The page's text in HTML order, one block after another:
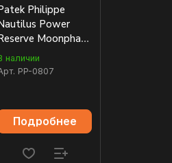
Philippe
Power
Moonphase
5712/1R-
наличии
PP-0807
Подробнее